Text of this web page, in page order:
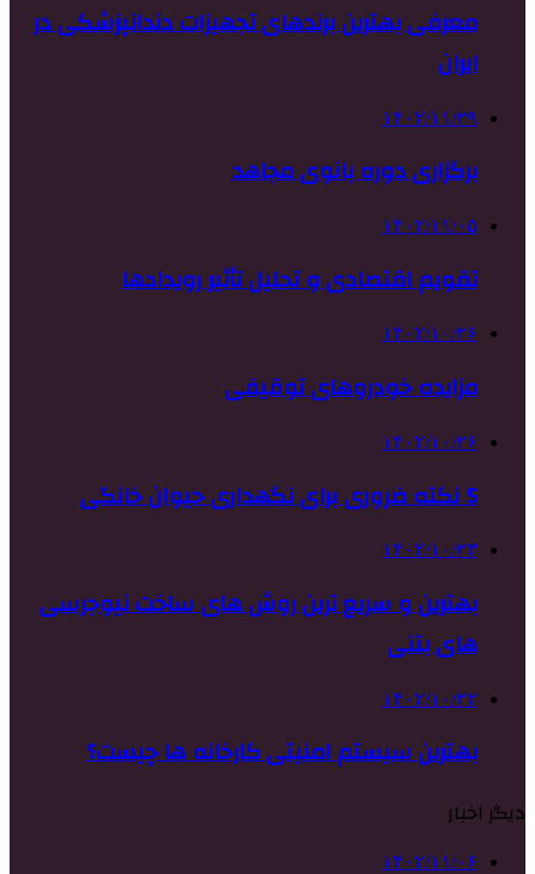
معرفی بهترین برندهای تجهیزات دندانپزشکی در
ایران
۱۴۰۲/۱۱/۲۹
برگزاری دوره بانوی مجاهد
۱۴۰۲/۱۱/۰۵
تقویم اقتصادی و تحلیل تأثیر رویدادها
۱۴۰۲/۱۰/۲۶
مزایده خودروهای توقیفی
۱۴۰۲/۱۰/۲۶
5 نکته ضروری برای نگهداری حیوان خانگی
۱۴۰۲/۱۰/۲۳
بهترین و سریع ترین روش های ساخت نیوجرسی
های بتنی
۱۴۰۲/۱۰/۲۲
بهترین سیستم امنیتی کارخانه ها چیست؟
دیگر اخبار
۱۴۰۲/۱۱/۰۶